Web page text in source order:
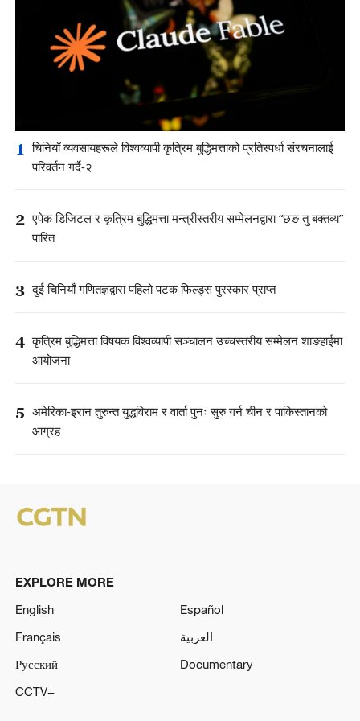
1 चिनियाँ व्यवसायहरूले विश्वव्यापी कृत्रिम बुद्धिमत्ताको प्रतिस्पर्धा संरचनालाई
परिवर्तन गर्दै-२
2 एपेक डिजिटल र कृत्रिम बुद्धिमत्ता मन्त्रीस्तरीय सम्मेलनद्वारा “छङ तु बक्तव्य”
पारित
3 दुई चिनियाँ गणितज्ञद्वारा पहिलो पटक फिल्ड्स पुरस्कार प्राप्त
4 कृत्रिम बुद्धिमत्ता विषयक विश्वव्यापी सञ्चालन उच्चस्तरीय सम्मेलन शाङहाईमा
आयोजना
5 अमेरिका-इरान तुरुन्त युद्धविराम र वार्ता पुनः सुरु गर्न चीन र पाकिस्तानको
आग्रह
EXPLORE MORE
English
Español
Français
العربية
Русский
Documentary
CCTV+